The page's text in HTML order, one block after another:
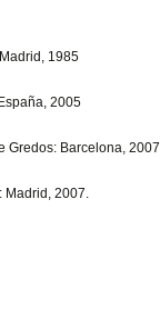
Madrid, 1985
2005
Gredos: Barcelona, 2007
Madrid, 2007.